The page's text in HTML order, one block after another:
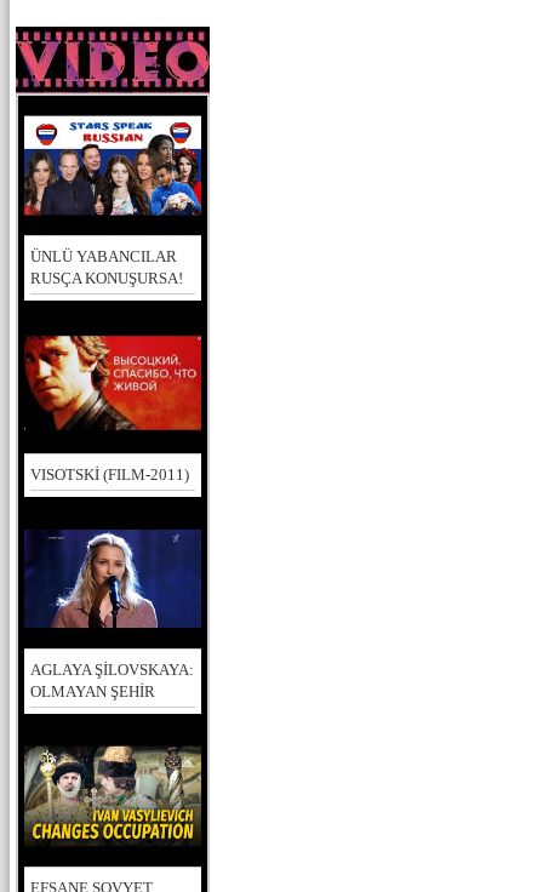
ÜNLÜ YABANCILAR
RUSÇA KONUŞURSA!
VISOTSKİ (FILM-2011)
AGLAYA ŞİLOVSKAYA:
OLMAYAN ŞEHİR
EFSANE SOVYET